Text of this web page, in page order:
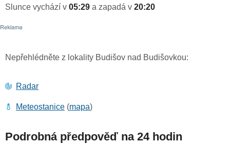
Slunce vychází v 05:29 a zapadá v 20:20
Nepřehlédněte z lokality Budišov nad Budišovkou:
Radar
Meteostanice (mapa)
Podrobná předpověď na 24 hodin